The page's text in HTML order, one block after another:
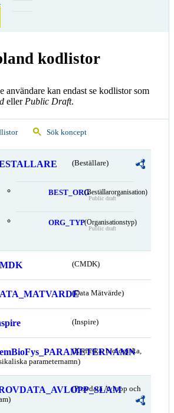
kodlistor
användare kan endast se kodlistor som
eller Public Draft.
Sök koncept
(Beställare)
BEST_ORG(Beställarorganisation)
Public draft
ORG_TYP(Organisationstyp)
Public draft
(CMDK)
(Data Mätvärde)
(Inspire)
(Kemiska, biologiska,
parameternamn)
(Provdata Avlopp och